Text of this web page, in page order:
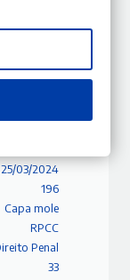
de 2022
25/03/2024
196
Capa mole
RPCC
Penal
33